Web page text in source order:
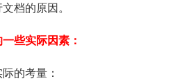
档的原因。
些实际因素：
的考量：